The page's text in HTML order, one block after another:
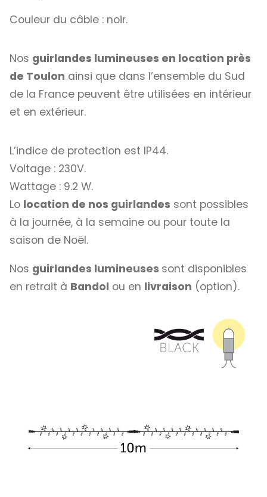
Couleur du câble : noir.
Nos guirlandes lumineuses en location près
de Toulon ainsi que dans l’ensemble du Sud
de la France peuvent être utilisées en intérieur
et en extérieur.
L’indice de protection est IP44.
Voltage : 230V.
Wattage : 9.2 W.
Lo location de nos guirlandes sont possibles
à la journée, à la semaine ou pour toute la
saison de Noël.
Nos guirlandes lumineuses sont disponibles
en retrait à Bandol ou en livraison (option).